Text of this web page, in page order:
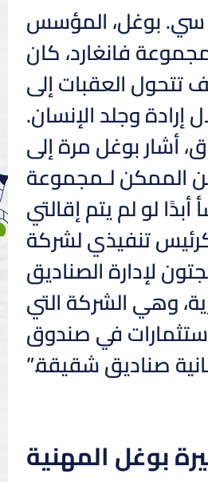
بوغل، المؤسس
فانغارد، كان
تتحول العقبات إلى
وجلد الإنسان.
أشار بوغل مرة إلى
الممكن لـمجموعة
أبدًا لو لم يتم إقالتي
تنفيذي لشركة
لإدارة الصناديق
وهي الشركة التي
في صندوق
صناديق شقيقة.”
بوغل المهنية